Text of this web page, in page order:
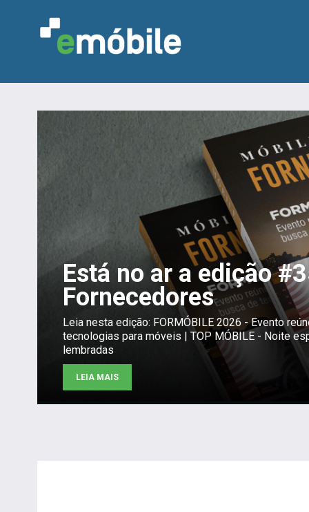
Está no ar a edição
Fornecedores
Leia nesta edição: FORMÓBILE 2026 - Evento
tecnologias para móveis | TOP MÓBILE - Noite
lembradas
LEIA MAIS